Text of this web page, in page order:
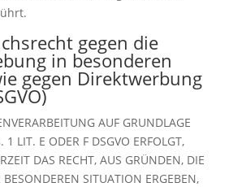
gegen die
in besonderen
gegen Direktwerbung
AUF GRUNDLAGE
1 LIT. E ODER F DSGVO ERFOLGT,
DAS RECHT, AUS GRÜNDEN, DIE
BESONDEREN SITUATION ERGEBEN,